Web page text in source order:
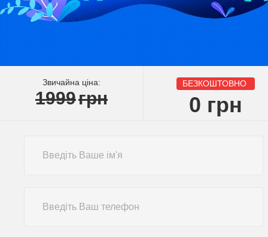
Звичайна ціна:
1999грн
БЕЗКОШТОВНО
0 грн